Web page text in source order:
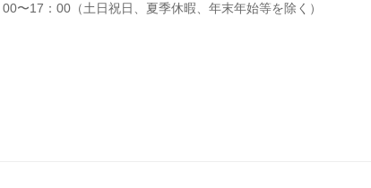
〜17：00（土日祝日、夏季休暇、年末年始等を除く）